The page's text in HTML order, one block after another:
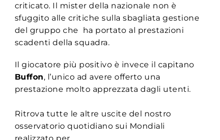
criticato. Il mister della nazionale non è
sfuggito alle critiche sulla sbagliata gestione
del gruppo che ha portato al prestazioni
scadenti della squadra.
Il giocatore più positivo è invece il capitano
Buffon, l’unico ad avere offerto una
prestazione molto apprezzata dagli utenti.
Ritrova tutte le altre uscite del nostro
osservatorio quotidiano sui Mondiali
realizzato per